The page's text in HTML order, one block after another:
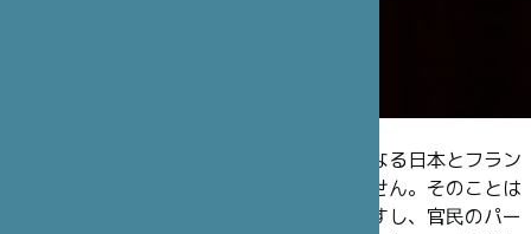
笹川日仏財団は息の長い交流や出会いからなる日本とフラン
スのヒューマンアドベンチャーに他なりません。そのことは
理事やスタッフの構成にも反映されていますし、官民のパー